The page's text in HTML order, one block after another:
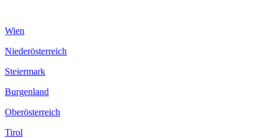
Wien
Niederösterreich
Steiermark
Burgenland
Oberösterreich
Tirol